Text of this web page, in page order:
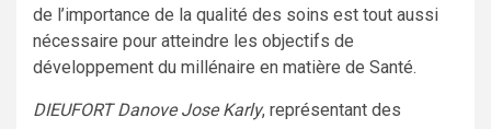
de l’importance de la qualité des soins est tout aussi
nécessaire pour atteindre les objectifs de
développement du millénaire en matière de Santé.
DIEUFORT Danove Jose Karly, représentant des